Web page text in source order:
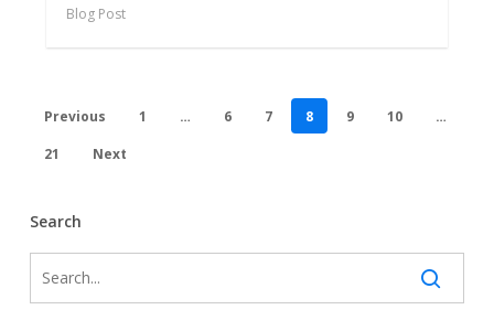
Blog Post
Previous 1 … 6 7 8 9 10
…
21
Next
Search